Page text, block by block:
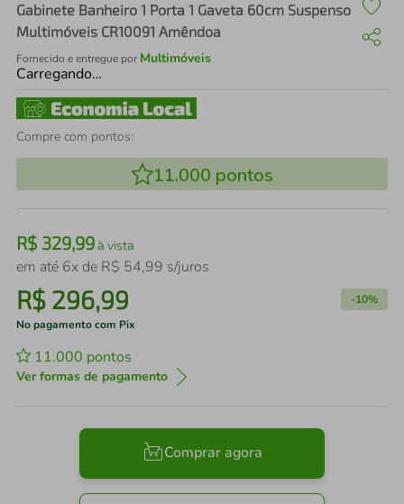
Gabinete Banheiro 1 Porta 1 Gaveta 60cm Suspenso
Multimóveis CR10091 Amêndoa
Fornecido e entregue por Multimóveis
Carregando…
Compre com pontos:
11.000 pontos
R$ 329,99à vista
em até 6x de R$ 54,99 s/juros
R$ 296,99 -10%
No pagamento com Pix
11.000 pontos
Ver formas de pagamento
Comprar agora